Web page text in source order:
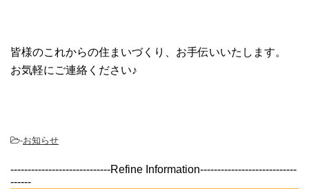
皆様のこれからの住まいづくり、お手伝いいたします。
お気軽にご連絡ください♪
-お知らせ
-----------------------------Refine Information----------------------------
------